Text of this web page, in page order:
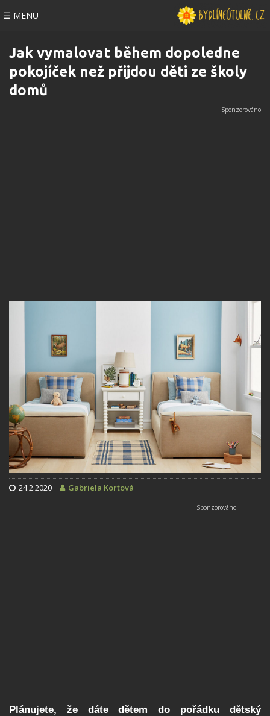
☰ MENU
Jak vymalovat během dopoledne
pokojíček než přijdou děti ze školy
domů
24.2.2020 Gabriela Kortová
Plánujete, že dáte dětem do pořádku dětský